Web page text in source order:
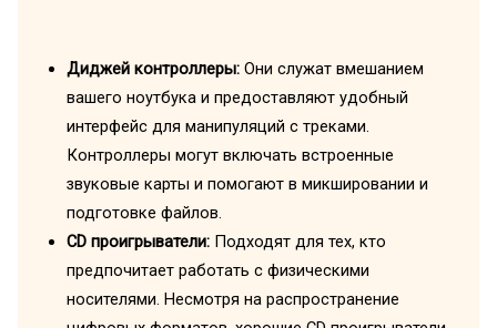
Диджей контроллеры:Они служат вмешанием
вашего ноутбука и предоставляют удобный
интерфейс для манипуляций с треками.
Контроллеры могут включать встроенные
звуковые карты и помогают в микшировании и
подготовке файлов.
CD проигрыватели:Подходят для тех, кто
предпочитает работать с физическими
носителями. Несмотря на распространение